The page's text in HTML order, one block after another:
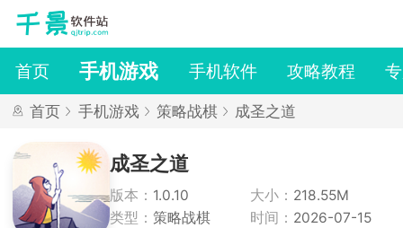
首页 手机游戏 手机软件 攻略教程
首页 手机游戏 策略战棋 成圣之道
成圣之道
版本： 1.0.10 大小： 218.55M
类型： 策略战棋 时间： 2026-07-15